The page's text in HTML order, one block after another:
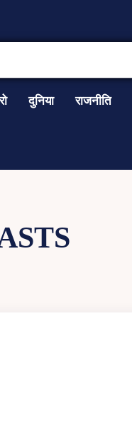
दुनिया राजनीति